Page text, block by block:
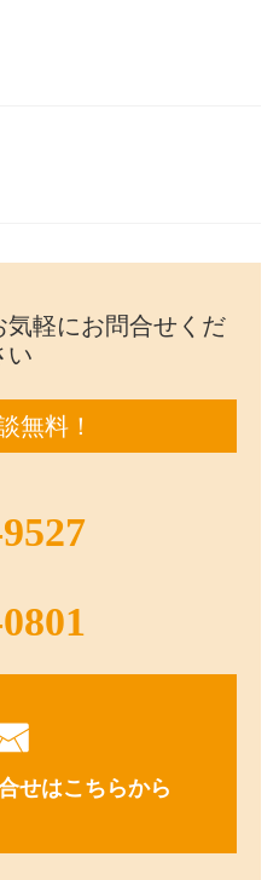
気軽にお問合せくだ
い
無料！
せはこちらから